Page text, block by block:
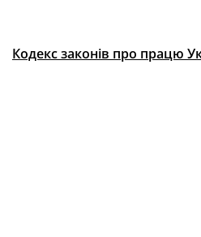
Кодекс законів про працю